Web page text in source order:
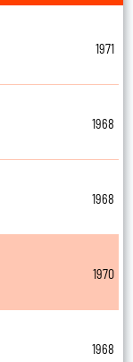
1971
1968
1968
1970
1968